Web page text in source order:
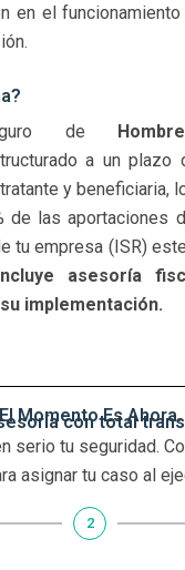
en el
de
a un plazo
y beneficiaria,
de las aportaciones
tu empresa (ISR)
asesoría
implementación.
Momento Es Ahora.
con total
serio tu seguridad.
asignar tu caso al
2